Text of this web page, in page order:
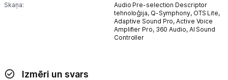
Skaņa:
Audio Pre-selection Descriptor
tehnoloģija, Q-Symphony, OTS Lite,
Adaptive Sound Pro,Active Voice
Amplifier Pro, 360 Audio, AI Sound
Controller
Izmēri un svars